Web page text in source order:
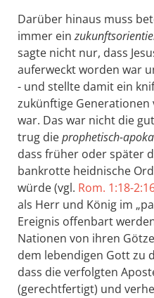
Darüber hinaus muss
immer ein
sagte nicht nur, dass
auferweckt worden war
- und stellte damit ein
zukünftige Generationen
war. Das war nicht die
trug dieprophetisch-
dass früher oder später
bankrotte heidnische
würde (vgl. Rom. 1:18-
als Herr und König im
Ereignis offenbart
Nationen von ihren
dem lebendigen Gott zu
dass die verfolgten
(gerechtfertigt) und